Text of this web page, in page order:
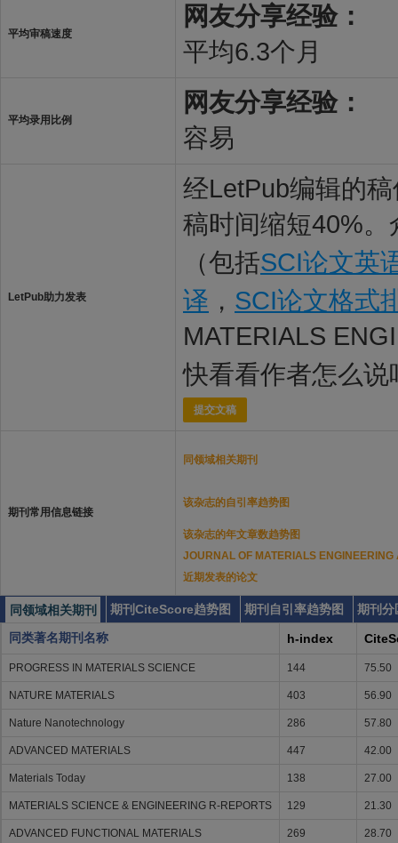
平均审稿速度
网友分享经验：
平均6.3个月
平均录用比例
网友分享经验：
容易
LetPub助力发表
经LetPub编辑的
稿时间缩短40%
（包括SCI论文英
译 ， SCI论文格式
MATERIALS
快看看作者怎么说
提交文稿
期刊常用信息链接
同领域相关期刊
该杂志的自引率趋势图
该杂志的年文章数趋势图
JOURNAL OF MATERIALS
近期发表的论文
同领域相关期刊 期刊CiteScore趋势图 期刊自引率趋势图
期刊分
同类著名期刊名称
h-index
PROGRESS IN MATERIALS SCIENCE 144 75.50
NATURE MATERIALS 403 56.90
Nature Nanotechnology 286 57.80
ADVANCED MATERIALS 447 42.00
Materials Today 138 27.00
MATERIALS SCIENCE & ENGINEERING R-REPORTS 129 21.30
ADVANCED FUNCTIONAL MATERIALS 269 28.70